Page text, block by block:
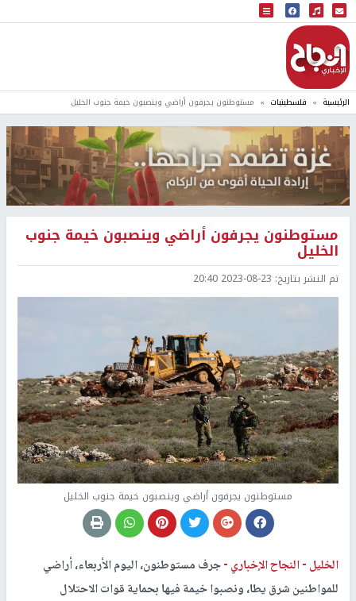
البث المباشر
إذاعة النجاح
الرئيسية فلسطينيات مستوطنون يجرفون أراضي وينصبون خيمة جنوب الخليل
مستوطنون يجرفون أراضي وينصبون خيمة جنوب
الخليل
تم النشر بتاريخ: 2023-08-23 20:40
مستوطنون يجرفون أراضي وينصبون خيمة جنوب الخليل
الخليل -النجاح الإخباري -جرف مستوطنون، اليوم الأربعاء، أراضي
للمواطنين شرق يطا، ونصبوا خيمة فيها بحماية قوات الاحتلال